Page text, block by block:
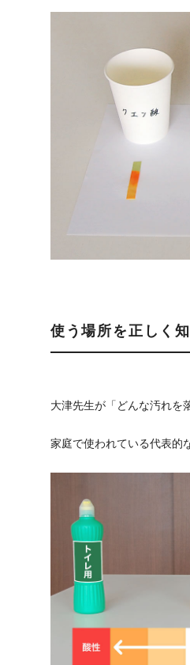
使う場所を正しく
大津先生が「どんな汚れを
家庭で使われている代表的